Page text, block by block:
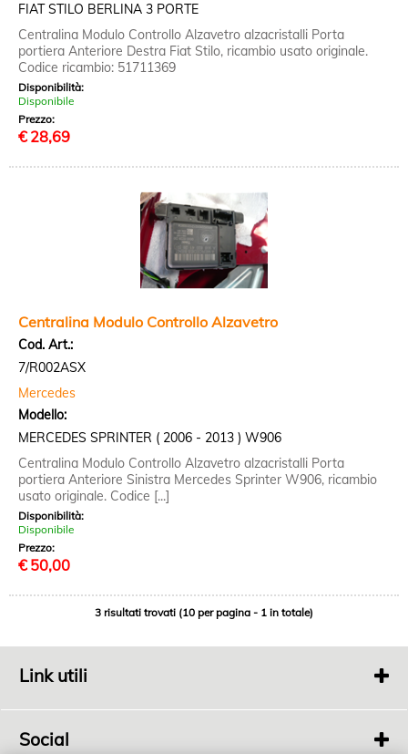
FIAT STILO BERLINA 3 PORTE
Centralina Modulo Controllo Alzavetro alzacristalli Porta
portiera Anteriore Destra Fiat Stilo, ricambio usato originale.
Codice ricambio: 51711369
Disponibilità:
Disponibile
Prezzo:
€ 28,69
Centralina Modulo Controllo Alzavetro
Cod. Art.:
7/R002ASX
Mercedes
Modello:
MERCEDES SPRINTER ( 2006 - 2013 ) W906
Centralina Modulo Controllo Alzavetro alzacristalli Porta
portiera Anteriore Sinistra Mercedes Sprinter W906, ricambio
usato originale. Codice [...]
Disponibilità:
Disponibile
Prezzo:
€ 50,00
3 risultati trovati (10 per pagina - 1 in totale)
Link utili
Social